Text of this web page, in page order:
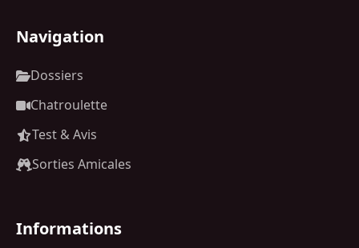
Navigation
Dossiers
Chatroulette
Test & Avis
Sorties Amicales
Informations